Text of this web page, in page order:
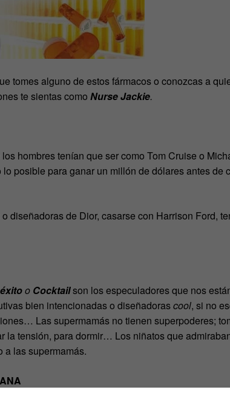
tomes alguno de estos fármacos o conozcas a
te sientas como Nurse Jackie.
hombres tenían que ser como Tom Cruise o
posible para ganar un millón de dólares antes de
diseñadoras de Dior, casarse con Harrison Ford,
o Cocktailson los especuladores que nos
bien intencionadas o diseñadorascool, si no
Las supermamás no tienen superpoderes;
la tensión, para dormir… Los niñatos que
a las supermamás.